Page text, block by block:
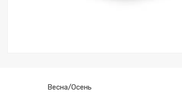
Весна/Осень